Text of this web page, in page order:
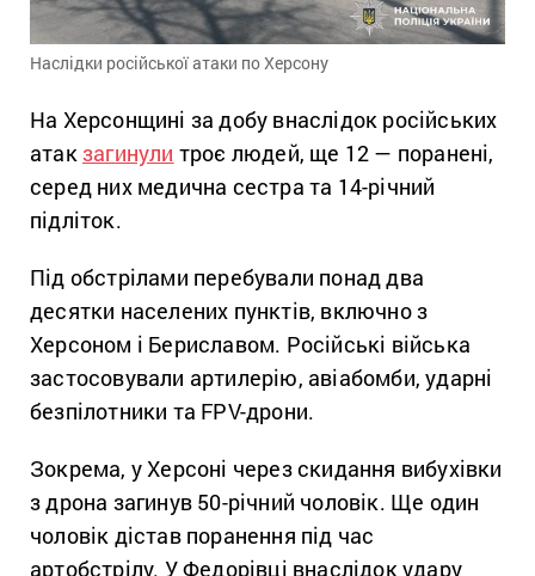
Наслідки російської атаки по Херсону
На Херсонщині за добу внаслідок російських
атакзагинули троє людей, ще 12 — поранені,
серед них медична сестра та 14-річний
підліток.
Під обстрілами перебували понад два
десятки населених пунктів, включно з
Херсоном і Бериславом. Російські війська
застосовували артилерію, авіабомби, ударні
безпілотники та FPV-дрони.
Зокрема, у Херсоні через скидання вибухівки
з дрона загинув 50-річний чоловік. Ще один
чоловік дістав поранення під час
артобстрілу. У Федорівці внаслідок удару